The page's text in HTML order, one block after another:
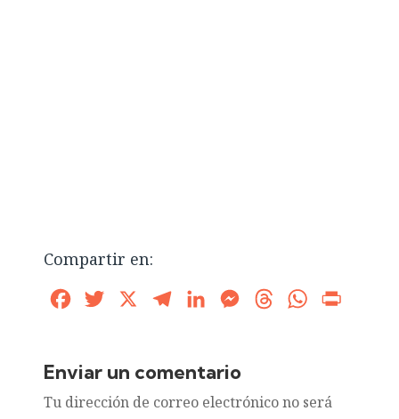
Compartir en:
FacebookTwitter TelegramLinkedInMessengerThreadsWhatsApp
Enviar un comentario
Tu dirección de correo electrónico no será